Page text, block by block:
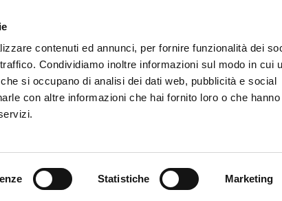
contenuti ed annunci, per fornire funzionalità dei
Condividiamo inoltre informazioni sul modo in cui
si occupano di analisi dei dati web, pubblicità e social
con altre informazioni che hai fornito loro o che hanno
Statistiche Marketing
appuntamento al ‘Signorini’. Oggi Criscito, tecnico
al Festival Orientamenti ai Magazzini del Cotone.
la Nazionale U18.